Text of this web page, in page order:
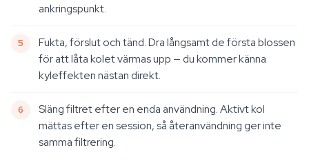
ankringspunkt.
Fukta, förslut och tänd. Dra långsamt de första blossen
för att låta kolet värmas upp — du kommer känna
kyleffekten nästan direkt.
Släng filtret efter en enda användning. Aktivt kol
mättas efter en session, så återanvändning ger inte
samma filtrering.